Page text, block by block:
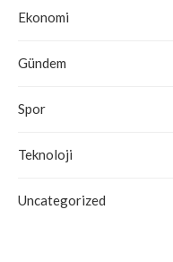
Ekonomi
Gündem
Spor
Teknoloji
Uncategorized